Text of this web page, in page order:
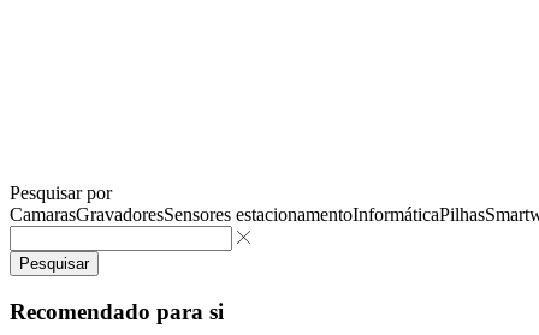
Pesquisar por
CamarasGravadoresSensores estacionamentoInformáticaPilhas
Pesquisar
Recomendado para si